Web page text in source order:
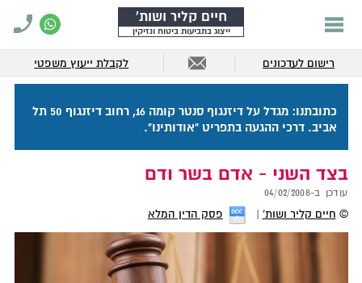
חיים קליר ושות'
ייצוג בתביעות ביטוח ונזיקין
רישום לעדכונים לקבלת ייעוץ משפטי
כתובתנו: מגדל על דיזנגוף סנטר קומה 16, רחוב דיזנגוף 50 תל
אביב. דרכי ההגעה בתפריט "אודותינו".
בצד השני - אדם בשר ודם
עודכן ב-04/02/2008
© חיים קליר ושות' פסק הדין המלא